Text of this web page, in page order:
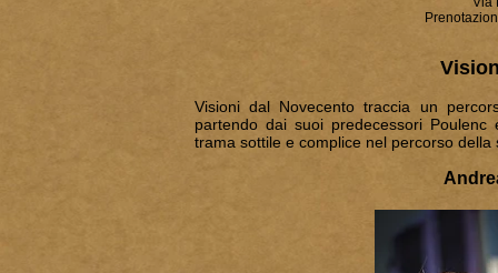
Visioni dal Novecento traccia un
partendo dai suoi predecessori
trama sottile e complice nel percorso